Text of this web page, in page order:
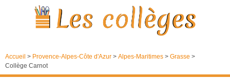
Accueil > Provence-Alpes-Côte d'Azur > Alpes-Maritimes > Grasse >
Collège Carnot